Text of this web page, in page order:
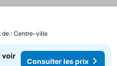
de : Centre-ville
voir
Consulter les prix